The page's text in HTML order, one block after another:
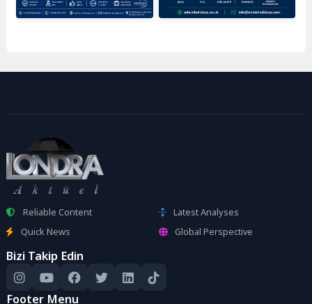
Reliable Content
Latest Analyses
Quick News
Global Perspective
Bizi Takip Edin
Footer Menu